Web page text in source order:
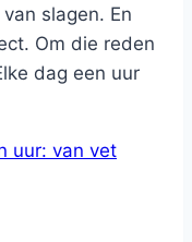
slagen. En
Om die reden
dag een uur
uur: van vet